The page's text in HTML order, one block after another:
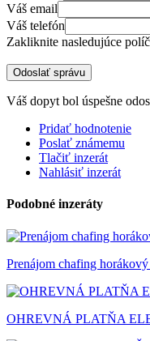
Váš email
Váš telefón
Zakliknite nasledujúce
Odoslať správu
Váš dopyt bol úspešne
Pridať hodnotenie
Poslať známemu
Tlačiť inzerát
Nahlásiť inzerát
Podobné inzeráty
Prenájom chafing
OHREVNÁ PLATŇA